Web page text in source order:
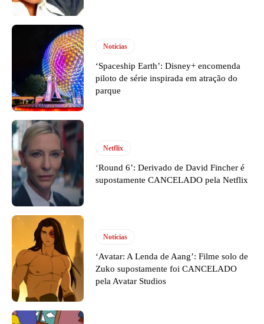
Notícias
‘Spaceship Earth’: Disney+ encomenda
piloto de série inspirada em atração do
parque
Netflix
‘Round 6’: Derivado de David Fincher é
supostamente CANCELADO pela Netflix
Notícias
‘Avatar: A Lenda de Aang’: Filme solo de
Zuko supostamente foi CANCELADO
pela Avatar Studios